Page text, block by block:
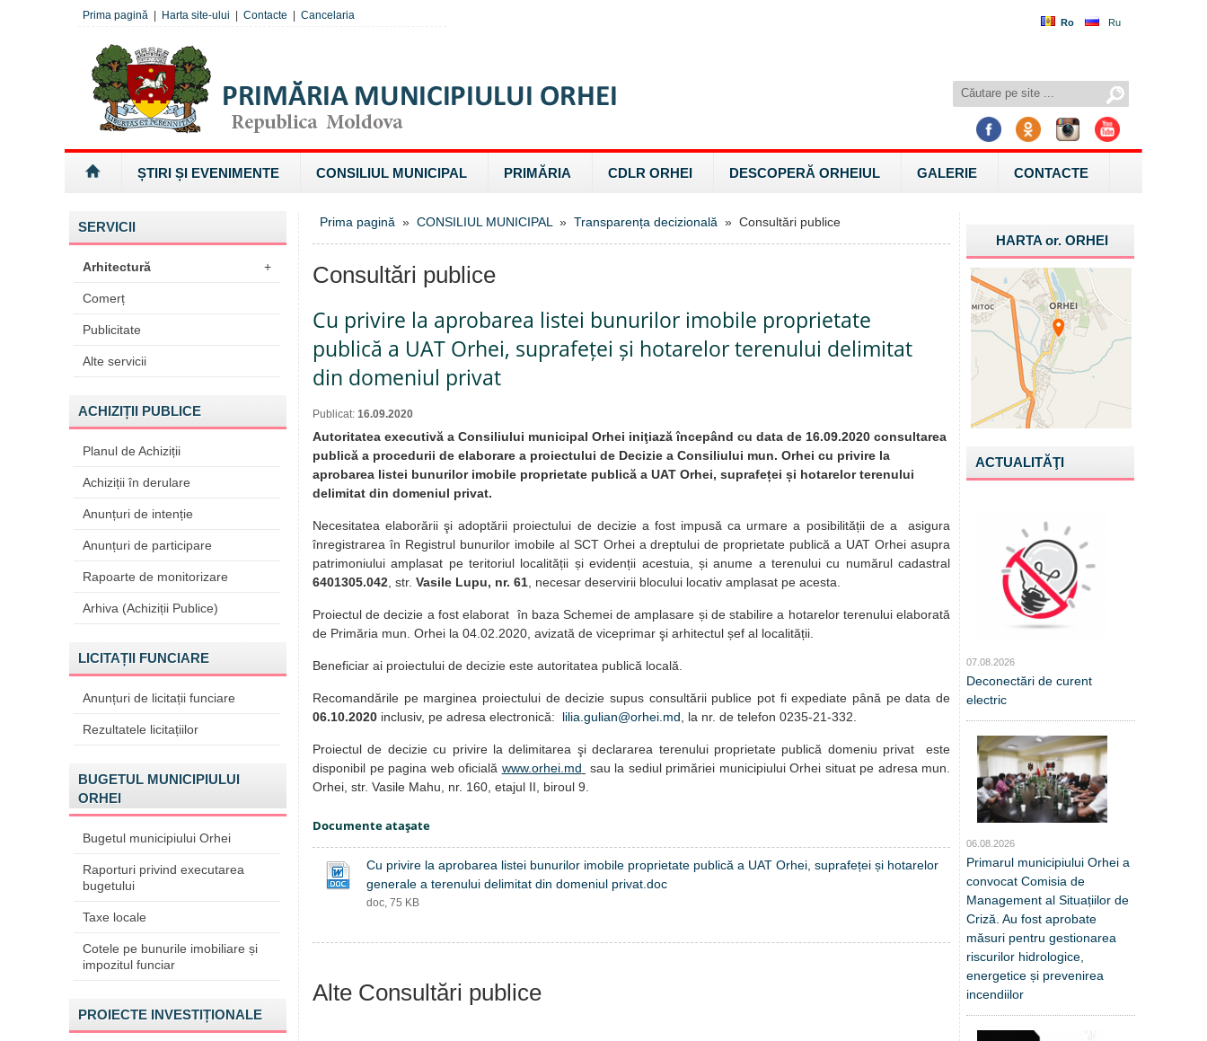
Ro Ru
Prima pagină Harta site-ului Contacte Cancelaria
ȘTIRI ȘI EVENIMENTE CONSILIUL MUNICIPAL PRIMĂRIA CDLR ORHEI DESCOPERĂ ORHEIUL GALERIE CONTACTE
SERVICII
Arhitectură +
Comerț
Publicitate
Alte servicii
ACHIZIȚII PUBLICE
Planul de Achiziții
Achiziții în derulare
Anunțuri de intenție
Anunțuri de participare
Rapoarte de monitorizare
Arhiva (Achiziții Publice)
LICITAȚII FUNCIARE
Anunțuri de licitații funciare
Rezultatele licitațiilor
BUGETUL MUNICIPIULUI
ORHEI
Bugetul municipiului Orhei
Raporturi privind executarea
bugetului
Taxe locale
Cotele pe bunurile imobiliare și
impozitul funciar
PROIECTE INVESTIȚIONALE
Prima pagină » CONSILIUL MUNICIPAL » Transparența decizională » Consultări publice
Consultări publice
Cu privire la aprobarea listei bunurilor imobile proprietate
publică a UAT Orhei, suprafeței și hotarelor terenului delimitat
din domeniul privat
Publicat: 16.09.2020
Autoritatea executivă a Consiliului municipal Orhei iniţiază începând cu data de 16.09.2020 consultarea
publică a procedurii de elaborare a proiectului de Decizie a Consiliului mun. Orhei cu privire la
aprobarea listei bunurilor imobile proprietate publică a UAT Orhei, suprafeței și hotarelor terenului
delimitat din domeniul privat.
Necesitatea elaborării şi adoptării proiectului de decizie a fost impusă ca urmare a posibilității de a asigura
înregistrarea în Registrul bunurilor imobile al SCT Orhei a dreptului de proprietate publică a UAT Orhei asupra
patrimoniului amplasat pe teritoriul localității și evidenții acestuia, și anume a terenului cu numărul cadastral
6401305.042 , str. Vasile Lupu, nr. 61 , necesar deservirii blocului locativ amplasat pe acesta.
Proiectul de decizie a fost elaborat în baza Schemei de amplasare și de stabilire a hotarelor terenului elaborată
de Primăria mun. Orhei la 04.02.2020, avizată de viceprimar şi arhitectul șef al localității.
Beneficiar ai proiectului de decizie este autoritatea publică locală.
Recomandările pe marginea proiectului de decizie supus consultării publice pot fi expediate până pe data de
06.10.2020 inclusiv, pe adresa electronică: lilia.gulian@orhei.md , la nr. de telefon 0235-21-332.
Proiectul de decizie cu privire la delimitarea şi declararea terenului proprietate publică domeniu privat este
disponibil pe pagina web oficială www.orhei.md
sau la sediul primăriei municipiului Orhei situat pe adresa mun.
Orhei, str. Vasile Mahu, nr. 160, etajul II, biroul 9.
Documente ataşate
Cu privire la aprobarea listei bunurilor imobile proprietate publică a UAT Orhei, suprafeței și hotarelor
generale a terenului delimitat din domeniul privat.doc
doc, 75 KB
Alte Consultări publice
HARTA or.ORHEI
ACTUALITĂŢI
07.08.2026
Deconectări de curent
electric
06.08.2026
Primarul municipiului Orhei a
convocat Comisia de
Management al Situațiilor de
Criză. Au fost aprobate
măsuri pentru gestionarea
riscurilor hidrologice,
energetice și prevenirea
incendiilor